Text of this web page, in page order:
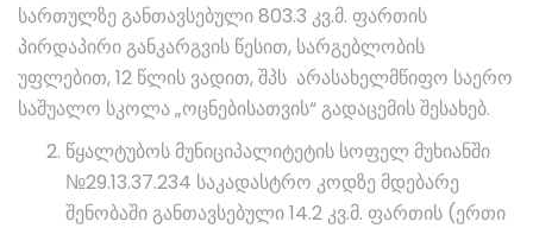
სართულზე განთავსებული 803.3 კვ.მ. ფართის
პირდაპირი განკარგვის წესით, სარგებლობის
უფლებით, 12 წლის ვადით, შპს არასახელმწიფო საერო
საშუალო სკოლა „ოცნებისათვის“ გადაცემის შესახებ.
წყალტუბოს მუნიციპალიტეტის სოფელ მუხიანში
№29.13.37.234 საკადასტრო კოდზე მდებარე
შენობაში განთავსებული 14.2 კვ.მ. ფართის (ერთი